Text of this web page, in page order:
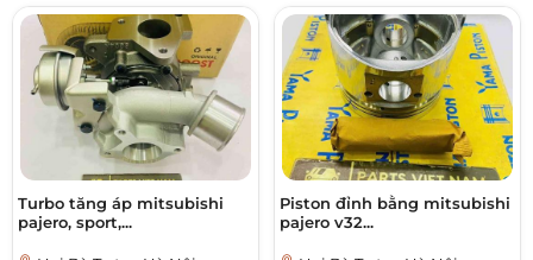
Turbo tăng áp mitsubishi
pajero, sport,...
Piston đỉnh bằng mitsubishi
pajero v32...